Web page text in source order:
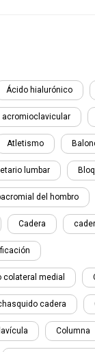
Ácido hialurónico
acromioclavicular
Atletismo
lumbar
del hombro
Cadera
medial
cadera
Columna